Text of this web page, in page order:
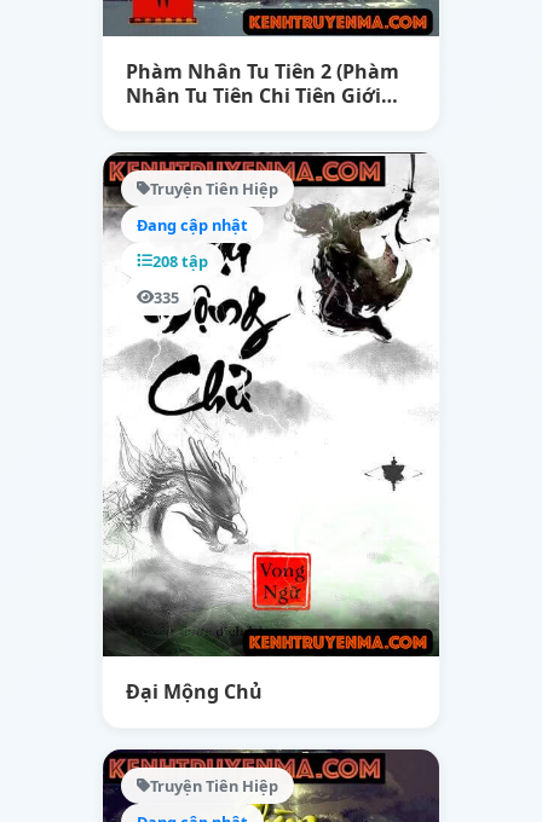
Phàm Nhân Tu Tiên 2 (Phàm
Nhân Tu Tiên Chi Tiên Giới
Truyện Tiên Hiệp
Đang cập nhật
208 tập
335
Đại Mộng Chủ
Truyện Tiên Hiệp